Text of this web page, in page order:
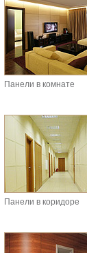
Панели в комнате
Панели в коридоре